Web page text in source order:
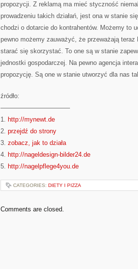
propozycji. Z reklamą ma mieć styczność
prowadzeniu takich działań, jest ona w stanie
chodzi o dotarcie do kontrahentów. Możemy to
pewno możemy zauważyć, że przeważają
starać się skorzystać. To one są w stanie
jednostki gospodarczej. Na pewno agencja
propozycję. Są one w stanie utworzyć dla nas
źródło:
———————————
1. http://mynewt.de
2. przejdź do strony
3. zobacz, jak to działa
4. http://nageldesign-bilder24.de
5. http://nagelpflege4you.de
CATEGORIES: DIETY I PIZZA
Comments are closed.